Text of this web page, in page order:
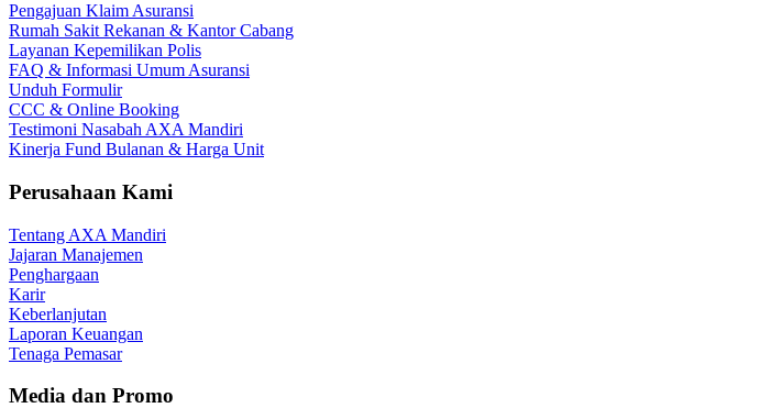
Pengajuan Klaim Asuransi
Rumah Sakit Rekanan & Kantor Cabang
Layanan Kepemilikan Polis
FAQ & Informasi Umum Asuransi
Unduh Formulir
CCC & Online Booking
Testimoni Nasabah AXA Mandiri
Kinerja Fund Bulanan & Harga Unit
Perusahaan Kami
Tentang AXA Mandiri
Jajaran Manajemen
Penghargaan
Karir
Keberlanjutan
Laporan Keuangan
Tenaga Pemasar
Media dan Promo